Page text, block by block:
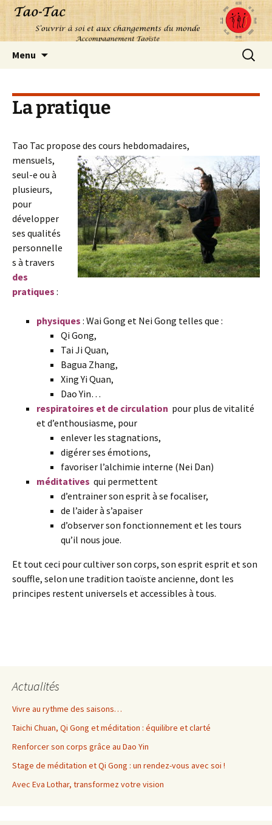
Menu
La pratique
Tao Tac propose des cours hebdomadaires,
mensuels,
seul-e ou à
plusieurs,
pour
développer
ses qualités
personnelle
s à travers
des
pratiques :
physiques : Wai Gong et Nei Gong telles que :
Qi Gong,
Tai Ji Quan,
Bagua Zhang,
Xing Yi Quan,
Dao Yin…
respiratoires et de circulation pour plus de vitalité
et d’enthousiasme, pour
enlever les stagnations,
digérer ses émotions,
favoriser l’alchimie interne (Nei Dan)
méditatives qui permettent
d’entrainer son esprit à se focaliser,
de l’aider à s’apaiser
d’observer son fonctionnement et les tours
qu’il nous joue.
Et tout ceci pour cultiver son corps, son esprit esprit et son
souffle, selon une tradition taoïste ancienne, dont les
principes restent universels et accessibles à tous.
Actualités
Vivre au rythme des saisons…
Taichi Chuan, Qi Gong et méditation : équilibre et clarté
Renforcer son corps grâce au Dao Yin
Stage de méditation et Qi Gong : un rendez-vous avec soi !
Avec Eva Lothar, transformez votre vision